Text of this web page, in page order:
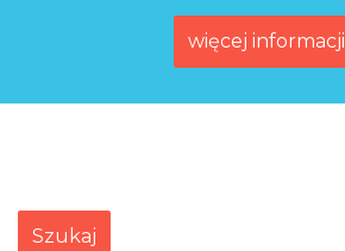
więcej informacji
Szukaj